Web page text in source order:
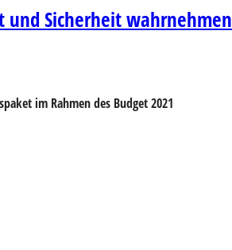
Sicherheit wahrnehmen
im Rahmen des Budget 2021